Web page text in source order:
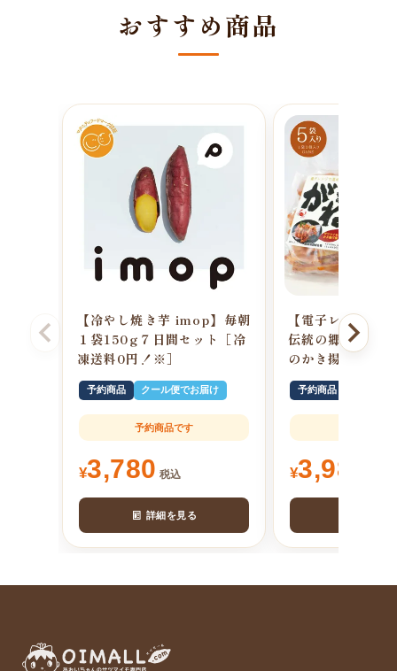
おすすめ商品
【冷やし焼き芋 imop】毎朝
１袋150g７日間セット［冷
凍送料0円！※］
予約商品 クール便でお届け
予約商品です
¥3,780 税込
詳細を見る
【電子レンジで
伝統の郷土料理
のかき揚げ風”至
予約商品
¥3,980